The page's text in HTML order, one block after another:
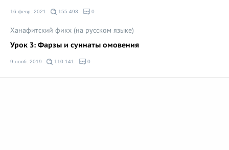
16 февр. 2021 155 493 0
Ханафитский фикх (на русском языке)
Урок 3: Фарзы и суннаты омовения
9 нояб. 2019 110 141 0